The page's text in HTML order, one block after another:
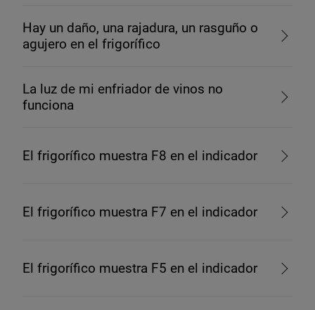
Hay un daño, una rajadura, un rasguño o
agujero en el frigorífico
La luz de mi enfriador de vinos no
funciona
El frigorífico muestra F8 en el indicador
El frigorífico muestra F7 en el indicador
El frigorífico muestra F5 en el indicador